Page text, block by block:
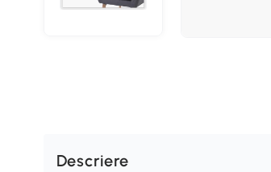
Descriere